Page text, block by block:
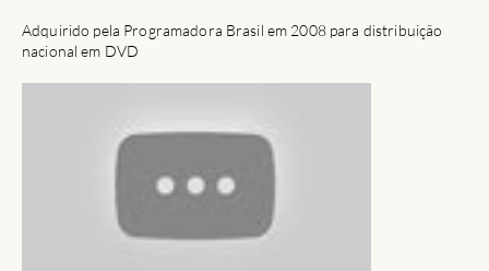
Adquirido pela Programadora Brasil em 2008 para distribuição
nacional em DVD